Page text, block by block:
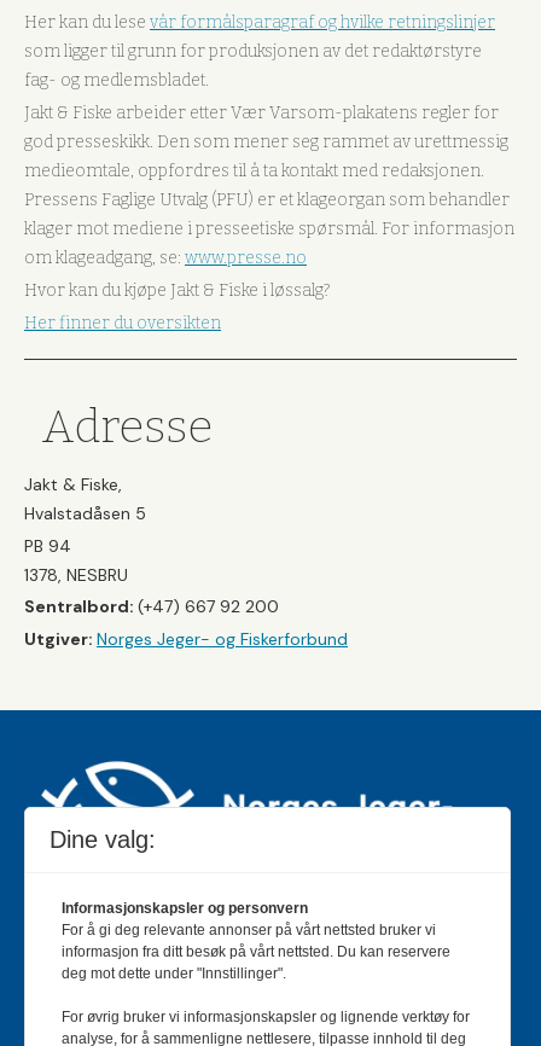
Her kan du lese vår formålsparagraf og hvilke retningslinjer
som ligger til grunn for produksjonen av det redaktørstyre
fag- og medlemsbladet.
Jakt & Fiske arbeider etter Vær Varsom-plakatens regler for
god presseskikk. Den som mener seg rammet av urettmessig
medieomtale, oppfordres til å ta kontakt med redaksjonen.
Pressens Faglige Utvalg (PFU) er et klageorgan som behandler
klager mot mediene i presseetiske spørsmål. For informasjon
om klageadgang, se: www.presse.no
Hvor kan du kjøpe Jakt & Fiske i løssalg?
Her finner du oversikten
Adresse
Jakt & Fiske,
Hvalstadåsen 5
PB 94
1378, NESBRU
Sentralbord: (+47) 667 92 200
Utgiver: Norges Jeger- og Fiskerforbund
Jakt & Fiske er landets største og eldste magasin for
jakt- og fiskeinteresserte med 195 000 månedlige
Bladet er en månedlig publikasjon og utgis av Norges
Dine valg:
Informasjonskapsler og personvern
For å gi deg relevante annonser på vårt nettsted bruker vi
informasjon fra ditt besøk på vårt nettsted. Du kan reservere
deg mot dette under "Innstillinger".
For øvrig bruker vi informasjonskapsler og lignende verktøy for
analyse, for å sammenligne nettlesere, tilpasse innhold til deg